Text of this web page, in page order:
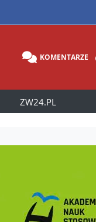
KOMENTARZE
ZW24.PL